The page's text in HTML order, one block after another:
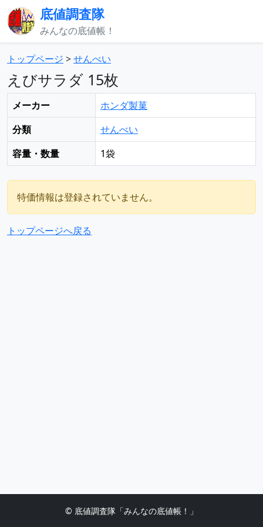
底値調査隊
みんなの底値帳！
トップページ >せんべい
えびサラダ 15枚
メーカー
ホンダ製菓
分類
せんべい
容量・数量
1袋
特価情報は登録されていません。
トップページへ戻る
© 底値調査隊「みんなの底値帳！」